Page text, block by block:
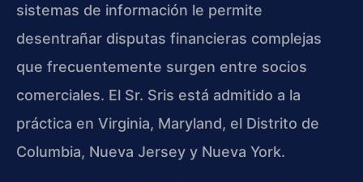
sistemas de información le permite
desentrañar disputas financieras complejas
que frecuentemente surgen entre socios
comerciales. El Sr. Sris está admitido a la
práctica en Virginia, Maryland, el Distrito de
Columbia, Nueva Jersey y Nueva York.